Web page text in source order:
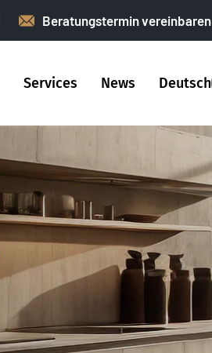
Beratungstermin vereinbaren
Services News Deutsch